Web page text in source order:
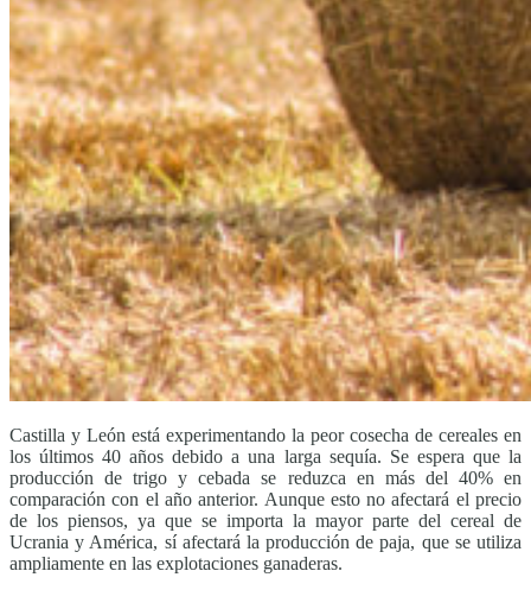
Castilla y León está experimentando la peor cosecha de cereales en
los últimos 40 años debido a una larga sequía. Se espera que la
producción de trigo y cebada se reduzca en más del 40% en
comparación con el año anterior. Aunque esto no afectará el precio
de los piensos, ya que se importa la mayor parte del cereal de
Ucrania y América, sí afectará la producción de paja, que se utiliza
ampliamente en las explotaciones ganaderas.